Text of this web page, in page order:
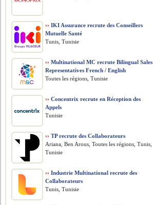
›› IKI Assurance recrute des Conseillers
Mutuelle Santé
Tunis, Tunisie
›› Multinational MC recrute Bilingual Sales
Representatives French / English
Toutes les régions, Tunisie
›› Concentrix recrute en Réception des
Appels
Tunisie
›› TP recrute des Collaborateurs
Ariana, Ben Arous, Toutes les régions, Tunis,
Tunisie
›› Industrie Multinational recrute des
Collaborateurs
Tunis, Tunisie